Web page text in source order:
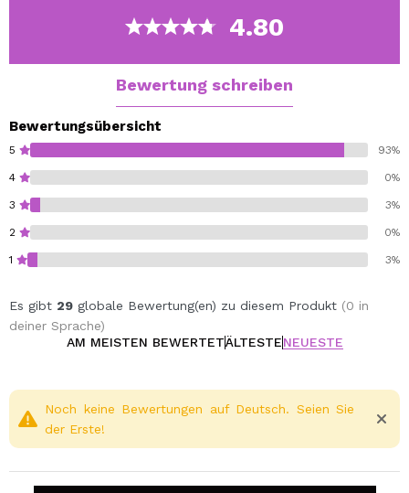
4.80
Bewertung schreiben
Bewertungsübersicht
5 93%
4 0%
3 3%
2 0%
1 3%
Es gibt 29 globale Bewertung(en) zu diesem Produkt (0 in
deiner Sprache)
AM MEISTEN BEWERTETÄLTESTENEUESTE
Noch keine Bewertungen auf Deutsch. Seien Sie
der Erste!